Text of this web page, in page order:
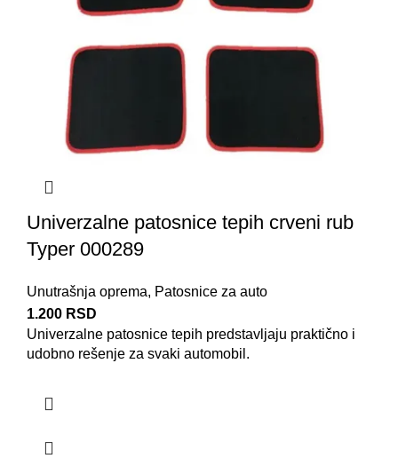
Univerzalne patosnice tepih crveni rub
Typer 000289
Unutrašnja oprema, Patosnice za auto
1.200 RSD
Univerzalne patosnice tepih predstavljaju praktično i
udobno rešenje za svaki automobil.